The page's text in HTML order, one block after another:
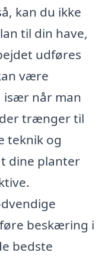
kan du ikke
til din have,
udføres
være
især når man
trænger til
teknik og
dine planter
beskæring i
bedste